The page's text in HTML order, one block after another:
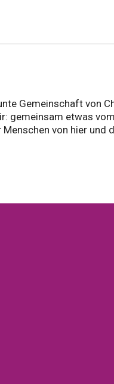
Gemeinschaft von
gemeinsam etwas
von hier und